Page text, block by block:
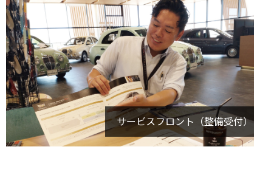
サービスフロント（整備受付）